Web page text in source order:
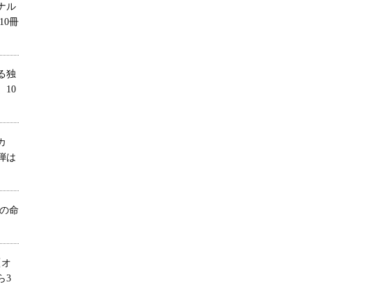
ル
冊
独
10
は
命
3